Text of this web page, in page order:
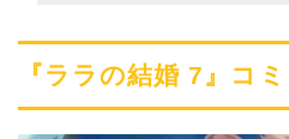
『ララの結婚 7』コ